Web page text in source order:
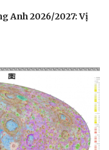
Anh 2026/2027: Vị